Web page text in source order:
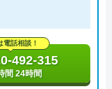
電話相談！
492-315
間 24時間